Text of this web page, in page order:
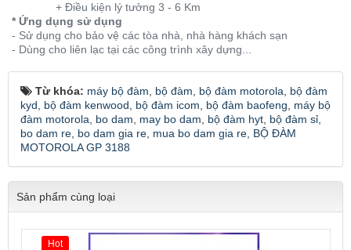
+ Điều kiện lý tưởng 3 - 6 Km
* Ứng dụng sử dụng
- Sử dụng cho bảo vệ các tòa nhà, nhà hàng khách sạn
- Dùng cho liên lạc tại các công trình xây dựng...
Từ khóa: máy bộ đàm bộ đàm bộ đàm motorola
bộ đàm
kyd
bộ đàm kenwood bộ đàm icom bộ đàm baofeng
máy bộ
đàm motorola
bo dam may bo dam bộ đàm hyt bộ đàm sỉ
bo dam re bo dam gia re mua bo dam gia re BỘ ĐÀM
MOTOROLA GP 3188
Sản phẩm cùng loại
Hot